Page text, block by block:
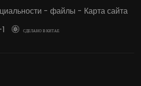
- файлы - Карта сайта
 СДЕЛАНО В КИТАЕ